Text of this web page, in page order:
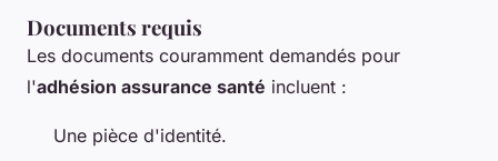
Documents requis
Les documents couramment demandés pour
l'adhésion assurance santé incluent :
Une pièce d'identité.